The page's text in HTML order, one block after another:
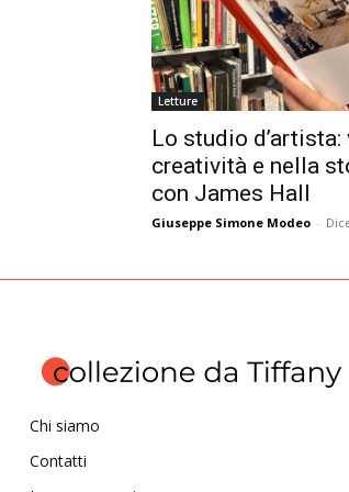
Letture
Lo studio
creatività e nella
con James Hall
Giuseppe Simone Modeo -
Chi siamo
Contatti